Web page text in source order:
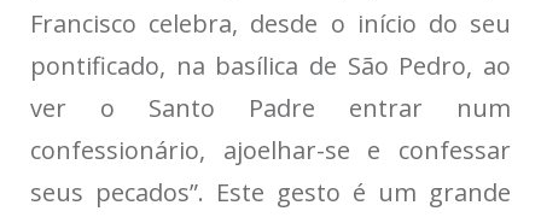
Francisco celebra, desde o início do seu
pontificado, na basílica de São Pedro, ao
ver o Santo Padre entrar num
confessionário, ajoelhar-se e confessar
seus pecados”. Este gesto é um grande